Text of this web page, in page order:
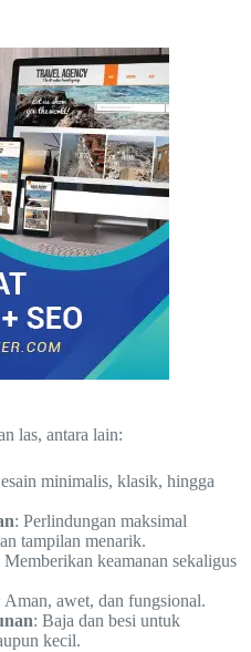
las, antara lain:
minimalis, klasik, hingga
: Perlindungan maksimal
tampilan menarik.
Memberikan keamanan sekaligus
Aman, awet, dan fungsional.
: Baja dan besi untuk
kecil.